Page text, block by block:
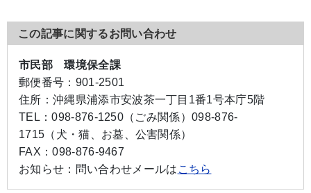
この記事に関するお問い合わせ
市民部 環境保全課
郵便番号： 901-2501
住所： 沖縄県浦添市安波茶一丁目1番1号本庁5階
TEL：098-876-1250（ごみ関係）098-876-
1715（犬・猫、お墓、公害関係）
FAX：098-876-9467
お知らせ： 問い合わせメールは こちら